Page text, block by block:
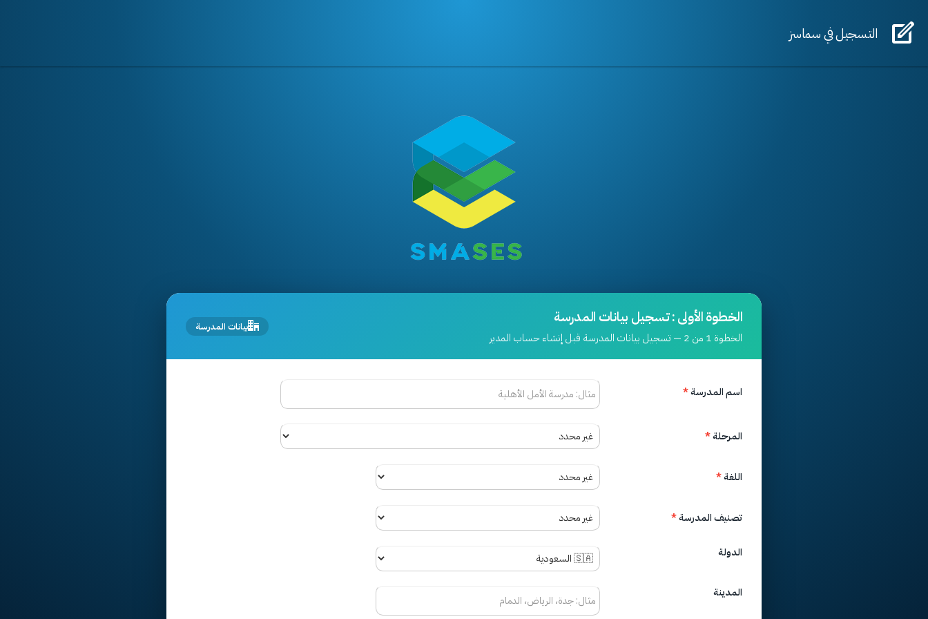
التسجيل في سماسز
الخطوة الأولى : تسجيل بيانات المدرسة
الخطوة 1 من 2 — تسجيل بيانات المدرسة قبل إنشاء حساب المدير
بيانات المدرسة
اسم المدرسة*
المرحلة*
اللغة*
تصنيف المدرسة*
الدولة
المدينة